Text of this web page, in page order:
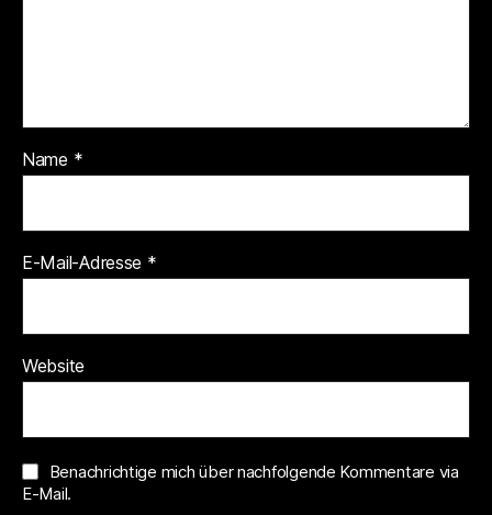
Name *
E-Mail-Adresse *
Website
Benachrichtige mich über nachfolgende Kommentare via
E-Mail.